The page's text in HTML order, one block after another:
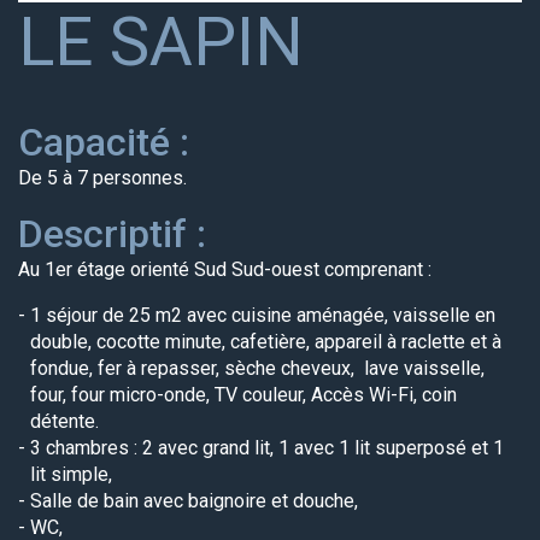
LE SAPIN
Capacité :
De 5 à 7 personnes.
Descriptif :
Au 1er étage orienté Sud Sud-ouest comprenant :
1 séjour de 25 m2 avec cuisine aménagée, vaisselle en
double, cocotte minute, cafetière, appareil à raclette et à
fondue, fer à repasser, sèche cheveux, lave vaisselle,
four, four micro-onde, TV couleur, Accès Wi-Fi, coin
détente.
3 chambres : 2 avec grand lit, 1 avec 1 lit superposé et 1
lit simple,
Salle de bain avec baignoire et douche,
WC,